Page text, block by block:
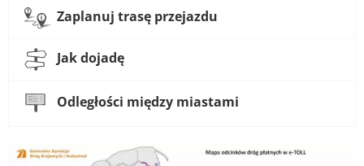
Zaplanuj trasę przejazdu
Jak dojadę
Odległości między miastami